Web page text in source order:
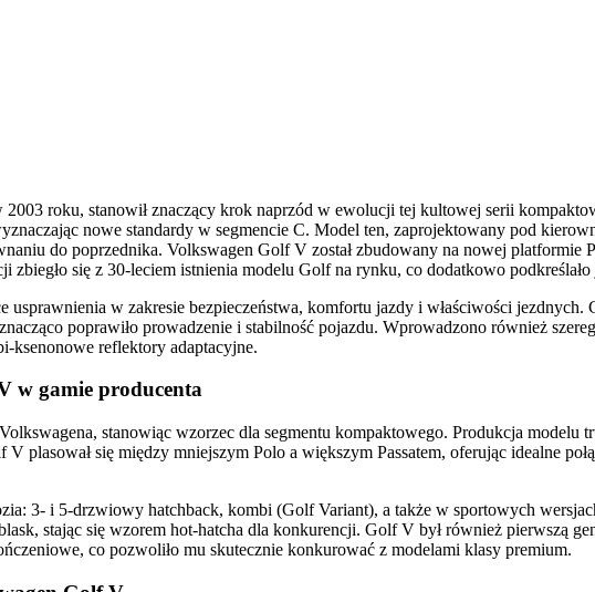
roku, stanowił znaczący krok naprzód w ewolucji tej kultowej serii
nowe standardy w segmencie C. Model ten, zaprojektowany pod
do poprzednika. Volkswagen Golf V został zbudowany na nowej platformie
zbiegło się z 30-leciem istnienia modelu Golf na rynku, co dodatkowo
usprawnienia w zakresie bezpieczeństwa, komfortu jazdy i właściwości
poprawiło prowadzenie i stabilność pojazdu. Wprowadzono również
ksenonowe reflektory adaptacyjne.
w gamie producenta
stanowiąc wzorzec dla segmentu kompaktowego. Produkcja modelu
plasował się między mniejszym Polo a większym Passatem, oferując idealne
3- i 5-drzwiowy hatchback, kombi (Golf Variant), a także w sportowych
stając się wzorem hot-hatcha dla konkurencji. Golf V był również pierwszą
co pozwoliło mu skutecznie konkurować z modelami klasy premium.